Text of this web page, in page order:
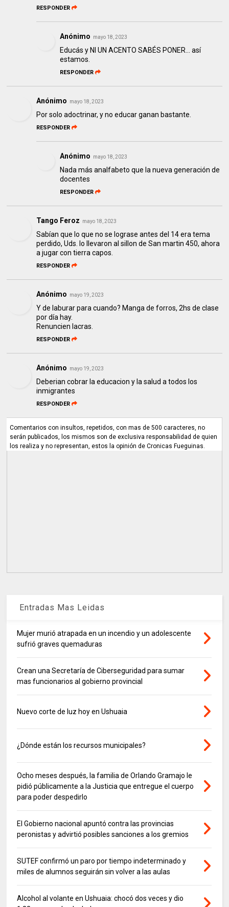
RESPONDER
Anónimo mayo 18, 2023
Educás y NI UN ACENTO SABÉS PONER... así
estamos.
RESPONDER
Anónimo mayo 18, 2023
Por solo adoctrinar, y no educar ganan bastante.
RESPONDER
Anónimo mayo 18, 2023
Nada más analfabeto que la nueva generación de
docentes
RESPONDER
Tango Feroz mayo 18, 2023
Sabían que lo que no se lograse antes del 14 era tema
perdido, Uds. lo llevaron al sillon de San martin 450, ahora
a jugar con tierra capos.
RESPONDER
Anónimo mayo 19, 2023
Y de laburar para cuando? Manga de forros, 2hs de clase
por día hay.
Renuncien lacras.
RESPONDER
Anónimo mayo 19, 2023
Deberian cobrar la educacion y la salud a todos los
inmigrantes
RESPONDER
Comentarios con insultos, repetidos, con mas de 500 caracteres, no
serán publicados, los mismos son de exclusiva responsabilidad de quien
los realiza y no representan, estos la opinión de Cronicas Fueguinas.
Entradas Mas Leidas
Mujer murió atrapada en un incendio y un adolescente
sufrió graves quemaduras
Crean una Secretaría de Ciberseguridad para sumar
mas funcionarios al gobierno provincial
Nuevo corte de luz hoy en Ushuaia
¿Dónde están los recursos municipales?
Ocho meses después, la familia de Orlando Gramajo le
pidió públicamente a la Justicia que entregue el cuerpo
para poder despedirlo
El Gobierno nacional apuntó contra las provincias
peronistas y advirtió posibles sanciones a los gremios
SUTEF confirmó un paro por tiempo indeterminado y
miles de alumnos seguirán sin volver a las aulas
Alcohol al volante en Ushuaia: chocó dos veces y dio